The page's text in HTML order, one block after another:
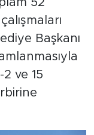
52
Başkanı
ve 15